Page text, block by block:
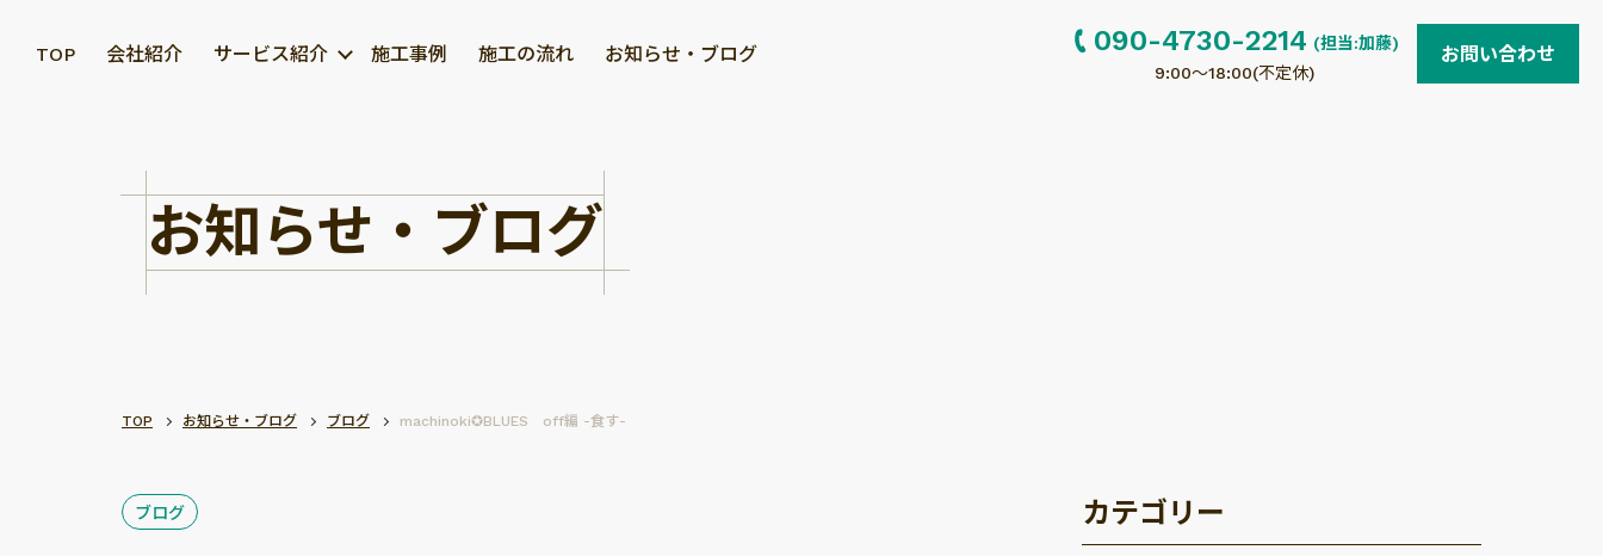
090-4730-2214 (担当:加藤)
9:00〜18:00(不定休)
お問い合わせ
TOP 会社紹介 サービス紹介 施工事例 施工の流れ お知らせ・ブログ
お知らせ・ブログ
TOP お知らせ・ブログ ブログ machinoki✪BLUES off編 -食す-
ブログ カテゴリー